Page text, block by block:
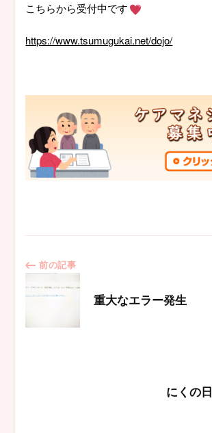
こちらから受付中です
https://www.tsumugukai.net/dojo/
投
稿
ナ
前の記事
重大なエラー発生
にくの日